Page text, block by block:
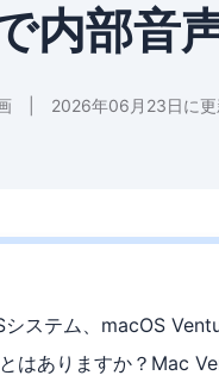
内部音
2026年06月23日に
ステム、macOS
はありますか？Mac